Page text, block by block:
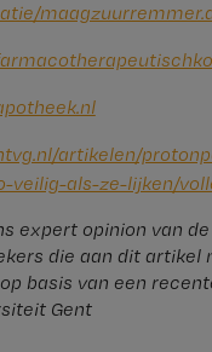
​artikelen/​
veilig-als-ze-lijken/​
expert opinion van
die aan dit artikel
basis van een
Gent